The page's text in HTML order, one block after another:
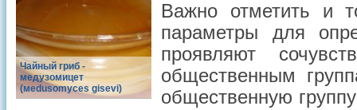
Чайный гриб -
медузомицет
(меdusomyces gisevi)
Важно отметить и
параметры для
проявляют
общественным
общественную